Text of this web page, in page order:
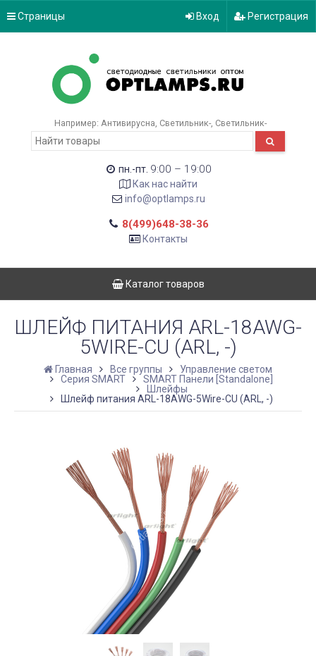
Страницы Вход Регистрация
Например: Антивирусна Светильник- Светильник-
пн.-пт. 9:00 – 19:00
Как нас найти
info@optlamps.ru
8(499)648-38-36
Контакты
Каталог товаров
ШЛЕЙФ ПИТАНИЯ ARL-18AWG-
5WIRE-CU (ARL, -)
Главная Все группы
Управление светом
Серия SMART
SMART Панели [Standalone]
Шлейфы
Шлейф питания ARL-18AWG-5Wire-CU (ARL, -)